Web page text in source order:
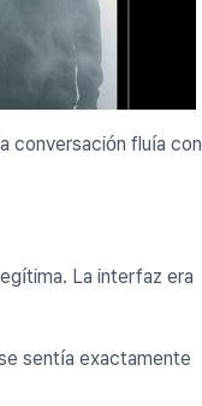
conversación fluía con
La interfaz era
sentía exactamente